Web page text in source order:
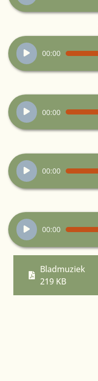
Audiospeler
00:00
Audiospeler
00:00
Audiospeler
00:00
Audiospeler
00:00
Bladmuziek
219 KB